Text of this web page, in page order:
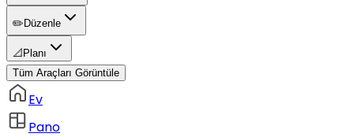
✏️ Düzenle
📐 Planı
Tüm Araçları Görüntüle
Ev
Pano